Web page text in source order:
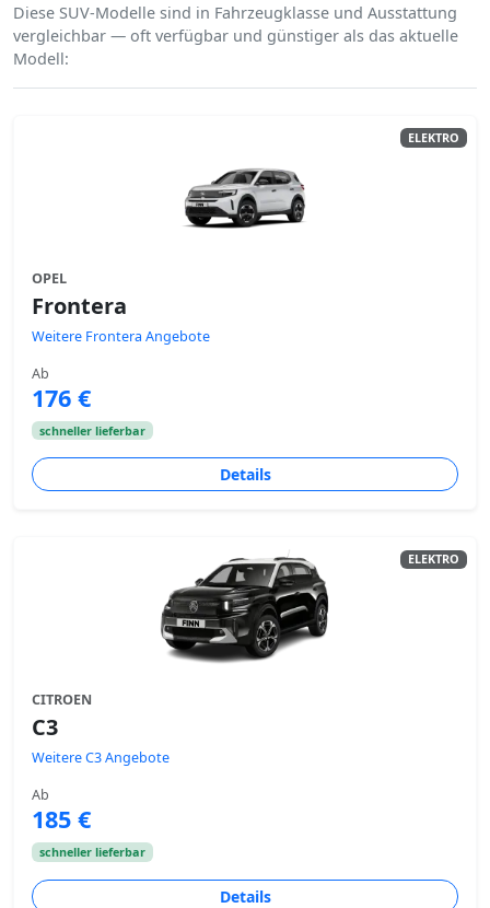
Diese SUV-Modelle sind in Fahrzeugklasse und Ausstattung
vergleichbar — oft verfügbar und günstiger als das aktuelle
Modell:
ELEKTRO
OPEL
Frontera
Weitere Frontera Angebote
Ab
176 €
schneller lieferbar
Details
ELEKTRO
CITROEN
C3
Weitere C3 Angebote
Ab
185 €
schneller lieferbar
Details